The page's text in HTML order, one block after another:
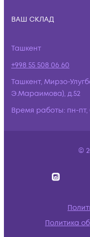
ВАШ СКЛАД
Ташкент
+998 55 508 06 60
Ташкент, Мирзо-
Э.Мараимова), д.52
Время работы: пн-пт,
©
Политика